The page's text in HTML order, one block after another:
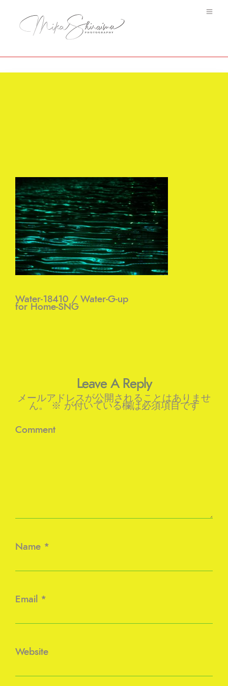
Water-18410 / Water-G-up
for Home-SNG
Leave A Reply
メールアドレスが公開されることはありませ
ん。 ※ が付いている欄は必須項目です
Comment
Name *
Email *
Website